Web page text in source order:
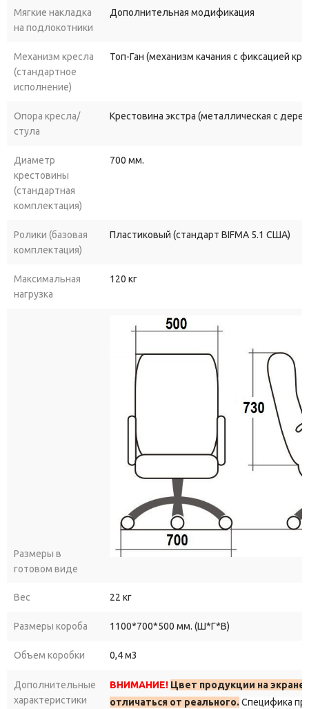
Мягкие накладка
на подлокотники
Дополнительная модификация
Механизм кресла
(стандартное
исполнение)
Топ-Ган (механизм качания с фиксацией
Опора кресла/
стула
Крестовина экстра (металлическая с
Диаметр
крестовины
(стандартная
комплектация)
700 мм.
Ролики (базовая
комплектация)
Пластиковый (стандарт BIFMA 5.1 США)
Максимальная
нагрузка
120 кг
Размеры в
готовом виде
Вес 22 кг
Размеры короба 1100*700*500 мм. (Ш*Г*В)
Объем коробки 0,4 м3
Дополнительные
характеристики
ВНИМАНИЕ! Цвет продукции на
отличаться от реального. Специфика